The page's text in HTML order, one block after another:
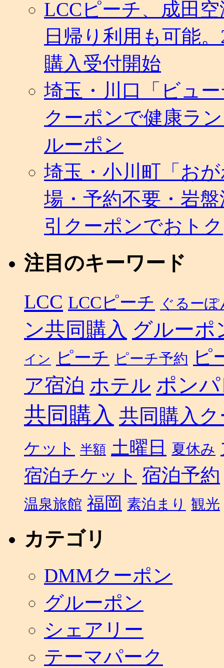
LCCピーチ、成田
日帰り利用も可能
購入受付開始
埼玉・川口「ビュ
クーポンで健康ラ
ルーポン
埼玉・小川町「お
場・予約不要・岩
引クーポンでおトク
注目のキーワード
LCC LCCピーチ ぐるーぽ
ン共同購入 グルーポ
イン ピーチ ピーチ予約 ピ
ア宿泊 ホテル ポン
共同購入 共同購入
ケット 半額 土曜日 夏休み
宿泊チケット 宿泊予約
温泉旅館 福岡 素泊まり 観光
カテゴリ
DMMクーポン
グルーポン
シェアリー
テーマパーク